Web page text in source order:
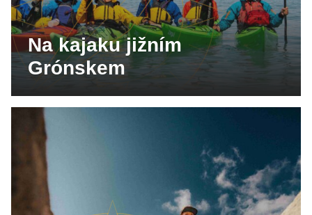
Na kajaku jižním
Grónskem